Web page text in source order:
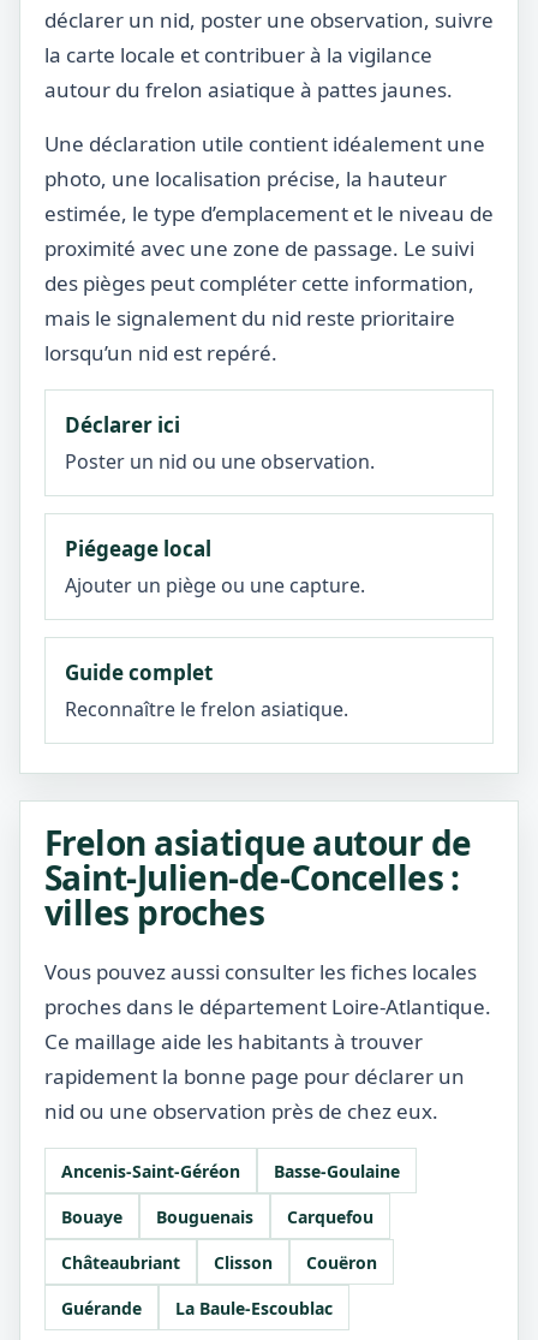
déclarer un nid, poster une observation, suivre
la carte locale et contribuer à la vigilance
autour du frelon asiatique à pattes jaunes.
Une déclaration utile contient idéalement une
photo, une localisation précise, la hauteur
estimée, le type d’emplacement et le niveau de
proximité avec une zone de passage. Le suivi
des pièges peut compléter cette information,
mais le signalement du nid reste prioritaire
lorsqu’un nid est repéré.
Déclarer ici
Poster un nid ou une observation.
Piégeage local
Ajouter un piège ou une capture.
Guide complet
Reconnaître le frelon asiatique.
Frelon asiatique autour de
Saint-Julien-de-Concelles :
villes proches
Vous pouvez aussi consulter les fiches locales
proches dans le département Loire-Atlantique.
Ce maillage aide les habitants à trouver
rapidement la bonne page pour déclarer un
nid ou une observation près de chez eux.
Ancenis-Saint-Géréon
Basse-Goulaine
Bouaye
Bouguenais
Carquefou
Châteaubriant
Clisson
Couëron
Guérande
La Baule-Escoublac